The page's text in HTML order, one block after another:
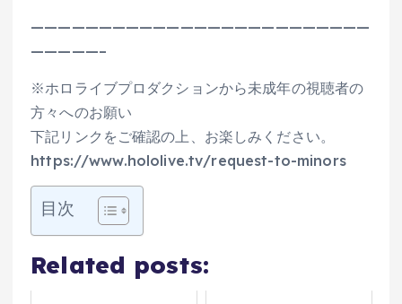
—————————————————————————
—————–
※ホロライブプロダクションから未成年の視聴者の
方々へのお願い
下記リンクをご確認の上、お楽しみください。
https://www.hololive.tv/request-to-minors
目次
Related posts: